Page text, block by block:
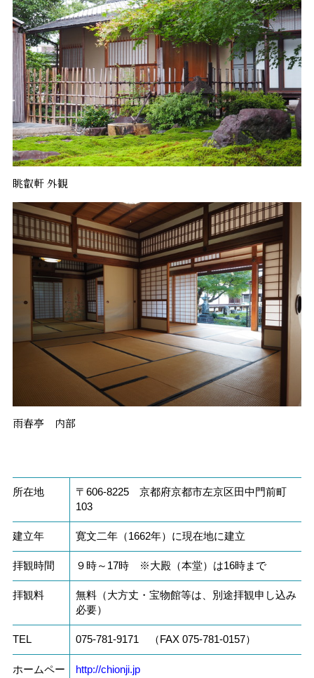
眺叡軒 外観
雨春亭 内部
所在地
〒606-8225 京都府京都市左京区田中門前町
103
建立年 寛文二年（1662年）に現在地に建立
拝観時間 ９時～17時 ※大殿（本堂）は16時まで
拝観料
無料（大方丈・宝物館等は、別途拝観申し込み
必要）
TEL 075-781-9171 （FAX 075-781-0157）
ホームペー
http://chionji.jp